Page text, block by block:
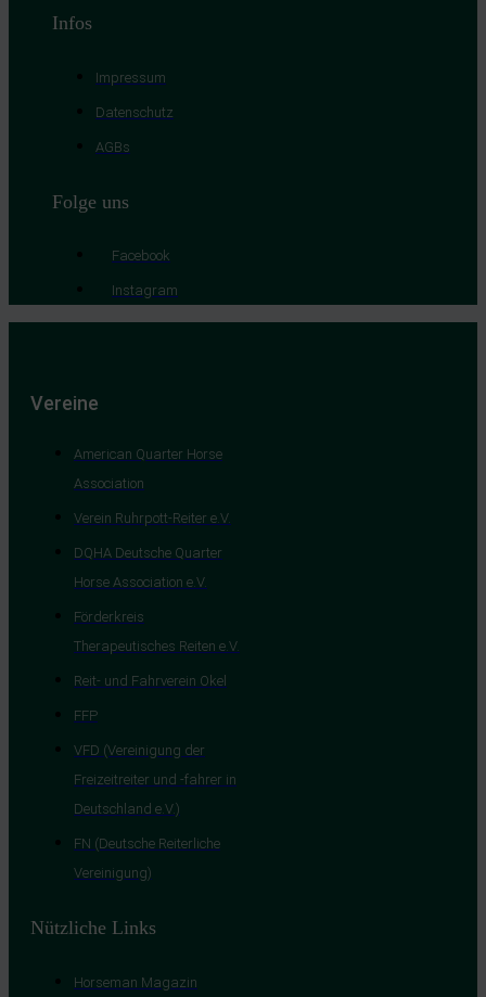
Infos
Impressum
Datenschutz
AGBs
Folge uns
Facebook
Instagram
Vereine
American Quarter Horse
Association
Verein Ruhrpott-Reiter e.V.
DQHA Deutsche Quarter
Horse Association e.V.
Förderkreis
Therapeutisches Reiten e.V.
Reit- und Fahrverein Okel
FFP
VFD (Vereinigung der
Freizeitreiter und -fahrer in
Deutschland e.V.)
FN (Deutsche Reiterliche
Vereinigung)
Nützliche Links
Horseman Magazin